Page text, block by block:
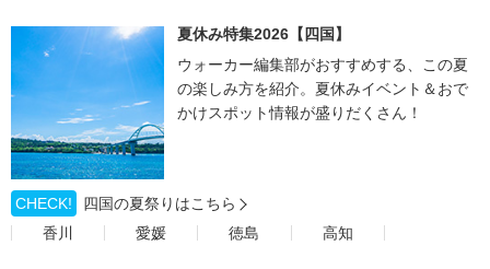
夏休み特集2026【四国】
ウォーカー編集部がおすすめする、この夏
の楽しみ方を紹介。夏休みイベント＆おで
かけスポット情報が盛りだくさん！
CHECK!
四国の夏祭りはこちら
香川
愛媛 徳島 高知